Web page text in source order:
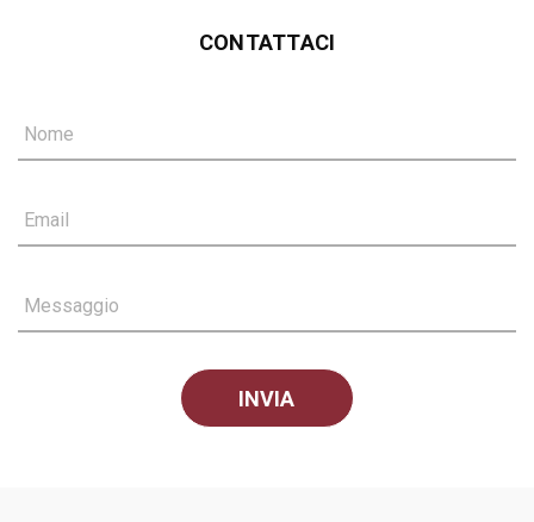
CONTATTACI
Nome
Email
Messaggio